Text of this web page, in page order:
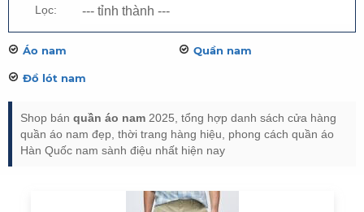
Lọc:
Áo nam Quần nam
Đồ lót nam
Shop bán quần áo nam 2025, tổng hợp danh sách cửa hàng
quần áo nam đẹp, thời trang hàng hiệu, phong cách quần áo
Hàn Quốc nam sành điệu nhất hiện nay